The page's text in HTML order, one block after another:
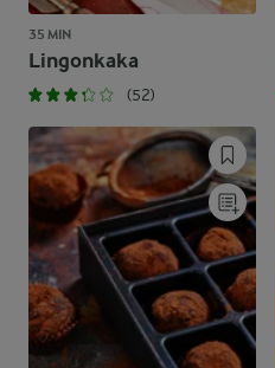
35 MIN
Lingonkaka
(52)